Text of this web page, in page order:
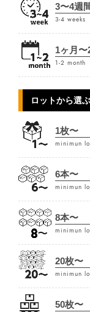
3〜4週
3-4 weeks
1ヶ月〜
1-2 month
ロットから選ぶ
1枚〜
minimun
6本〜
minimun
8本〜
minimun
20枚〜
minimun
50枚〜